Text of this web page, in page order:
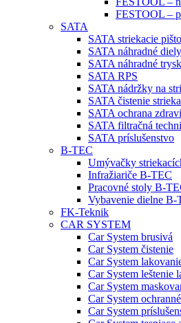
FESTOOL –
SATA
SATA striekacie
SATA náhradné diely
SATA náhradné
SATA RPS
SATA nádržky na
SATA čistenie
SATA ochrana
SATA filtračná
SATA príslušenstvo
B-TEC
Umývačky
Infražiariče B-TEC
Pracovné stoly B-
Vybavenie dielne B-
FK-Teknik
CAR SYSTEM
Car System brusivá
Car System čistenie
Car System
Car System leštenie
Car System
Car System
Car System